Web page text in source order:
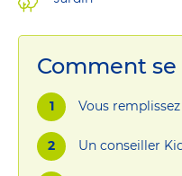
Comment se
Vous
Un conseiller